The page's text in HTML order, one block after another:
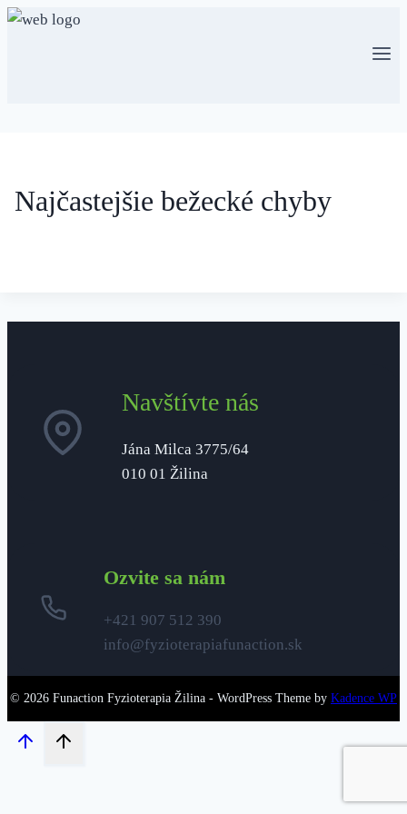
Skip
Najčastejšie bežecké chyby
Navštívte nás
Jána Milca 3775/64
010 01 Žilina
Ozvite sa nám
+421 907 512 390
info@fyzioterapiafunaction.sk
© 2026 Funaction Fyzioterapia Žilina - WordPress Theme by Kadence WP